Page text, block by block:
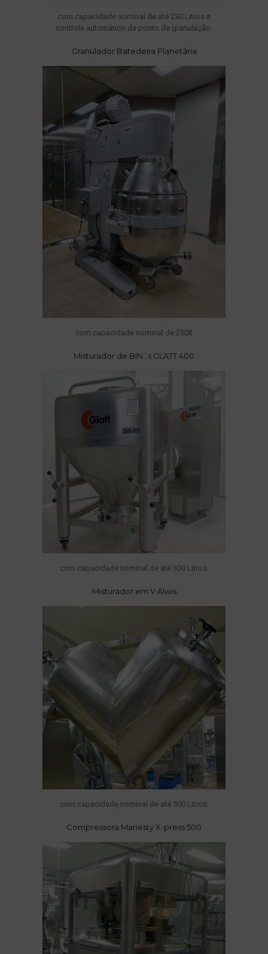
com capacidade nominal de até 230 Litros e
controle automático de ponto de granulação.
Granulador Batedeira Planetária
com capacidade nominal de 250lt
Misturador de BIN´s GLATT 400
com capacidade nominal de até 300 Litros.
Misturador em V Alwis
com capacidade nominal de até 500 Litros.
Compressora Manesty X-press 500